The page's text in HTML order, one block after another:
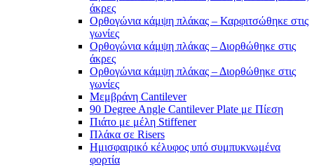
άκρες
Ορθογώνια κάμψη πλάκας – Καρφιτσώθηκε στις
γωνίες
Ορθογώνια κάμψη πλάκας – Διορθώθηκε στις
άκρες
Ορθογώνια κάμψη πλάκας – Διορθώθηκε στις
γωνίες
Μεμβράνη Cantilever
90 Degree Angle Cantilever Plate με Πίεση
Πιάτο με μέλη Stiffener
Πλάκα σε Risers
Ημισφαιρικό κέλυφος υπό συμπυκνωμένα
φορτία